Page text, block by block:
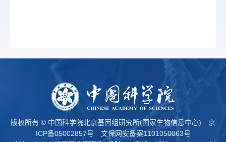
版权所有 © 中国科学院北京基因组研究所(国家生物信息中心) 京
ICP备05002857号
文保网安备案1101050063号